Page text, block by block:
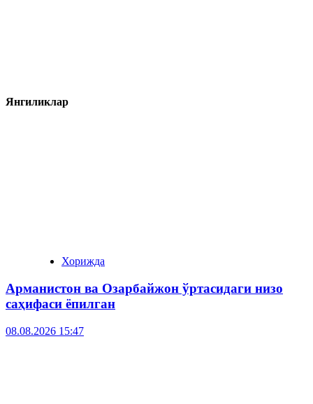
Янгиликлар
Хорижда
Арманистон ва Озарбайжон ўртасидаги низо
саҳифаси ёпилган
08.08.2026 15:47